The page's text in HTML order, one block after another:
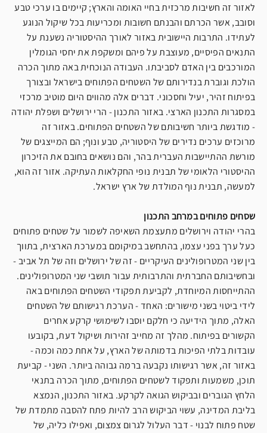
לאזור זה חשיבות מרכזית בחיי האומה והארץ; קיימים בו ערכי טבע
וסובב, אשר הכרתם והבנתם חשובות ומכריעות בכל שיקול הנוגע
לעתידו. התרבות היישובית באזור לאורך ההיסטוריה נשענת על
התנאים הפיסיים, מעוצבת על פיהם ומשקפת את יחסי הגומלין
המורכבים בין האדם לסביבתו. העבודה הנוכחית באה מתוך הכרה
הולכת וגוברת בנדירותם של השטחים הפתוחים בישראל ובצורך
בפיתוח זהיר, יעיל וחסכוני. דברים אלה מהווים היום מוטיב מרכזי
במסגרות התכנון הארצי. באזור התכנון - הרי ירושלים ושפלת יהודה
- מודגשת ביותר חשיבותם של השטחים הפתוחים. באזור זה
מרוכזים ערכים נדירים של היסטוריה, טבע ונוף; הם המייצגים של
מורשת ההתיישבות העברית בהר, והם נושאים בחובם את הזיכרון
ההיסטורי הלאומי של תבנית נופי החקלאות העתיקה. אזור זה הוא,
למעשה, תבנית נוף המולדת של ארץ ישראל.
שסחים פתוחים במרחב התכנון
בהרי יהודה וירושלים מתעצמת השאיפה לשמור על שטחים פתוחים
כעל ערך בפני עצמו, בהתחשב במיקומם במערכת הארצית, בתווך
בין שני המטרופולינים העיקריים - זה של ירושלים וזה של תל אביב -
ובחשיבותם החברתית והתרבותית עבור תושבי שני המטרופולינים.
ההתייחסות המיוחדת, לקביעת תפקודי השטחים הפתוחים באה
לידי ביטוי בשני מישורים: האחד - הערכת רגישותם של השטחים
האלה, מתוך הידיעה כי חלקם יוסבו לשימושי קרקע אחרים
הקשורים בפיתוח. מהלך זה מחייב זהירות ושיקול דעת, בקובעו
עובדות בלתי הפיכות בדמותה של הארץ, על אחת כמה וכמה -
באזור זה, אשר רגישותו נקבעה ברמה גבוהה ביותר. השני - קביעת
תוכן, משמעות ותפקוד לשטחים הפתוחים, מתוך הכרה בתנאי
הלחץ הגוברים ובביקוש הגואה לקרקע. באזור התכנון, הנמצא
בליבת המדינה, עשוי הביקוש הרב להיות פתח להסבה מתמדת של
שטח פתוח לבנוי - דבר העלול לגרום צמצום, ואפילו כליה, של